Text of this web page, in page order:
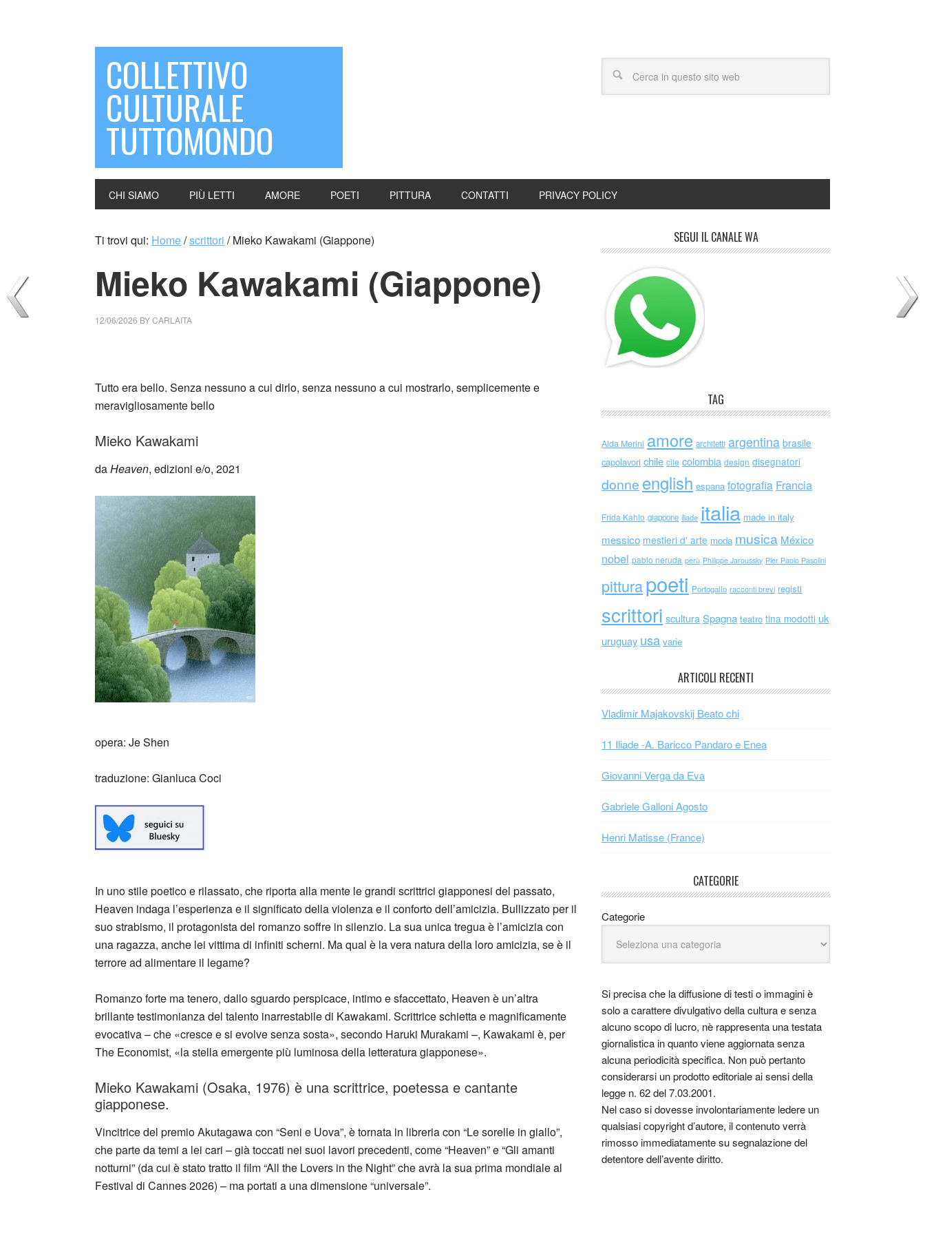
COLLETTIVO
CULTURALE
TUTTOMONDO
CHI SIAMO PIÙ LETTI AMORE POETI PITTURA CONTATTI PRIVACY POLICY
Ti trovi qui: Home/scrittori /Mieko Kawakami (Giappone)
Mieko Kawakami (Giappone)
12/06/2026 BYCARLAITA
Tutto era bello. Senza nessuno a cui dirlo, senza nessuno a cui mostrarlo, semplicemente e
meravigliosamente bello
Mieko Kawakami
daHeaven, edizioni e/o, 2021
opera: Je Shen
traduzione: Gianluca Coci
In uno stile poetico e rilassato, che riporta alla mente le grandi scrittrici giapponesi del passato,
Heaven indaga l’esperienza e il significato della violenza e il conforto dell’amicizia. Bullizzato per il
suo strabismo, il protagonista del romanzo soffre in silenzio. La sua unica tregua è l’amicizia con
una ragazza, anche lei vittima di infiniti scherni. Ma qual è la vera natura della loro amicizia, se è il
terrore ad alimentare il legame?
Romanzo forte ma tenero, dallo sguardo perspicace, intimo e sfaccettato, Heaven è un’altra
brillante testimonianza del talento inarrestabile di Kawakami. Scrittrice schietta e magnificamente
evocativa – che «cresce e si evolve senza sosta», secondo Haruki Murakami –, Kawakami è, per
The Economist, «la stella emergente più luminosa della letteratura giapponese».
Mieko Kawakami (Osaka, 1976) è una scrittrice, poetessa e cantante
giapponese.
Vincitrice del premio Akutagawa con “Seni e Uova”, è tornata in libreria con “Le sorelle in giallo”,
che parte da temi a lei cari – già toccati nei suoi lavori precedenti, come “Heaven” e “Gli amanti
notturni” (da cui è stato tratto il film “All the Lovers in the Night” che avrà la sua prima mondiale al
Festival di Cannes 2026) – ma portati a una dimensione “universale”.
SEGUI IL CANALE WA
TAG
Alda Merini amore architetti argentina brasile
capolavori chile cile colombia design disegnatori
donne english espana fotografia Francia
Frida Kahlo giappone iliade italia made in italy
messico mestieri d' arte moda musica México
nobel pablo neruda perù Philippe Jaroussky Pier Paolo Pasolini
pitturapoeti Portogallo racconti brevi registi
scrittori scultura Spagna teatro tina modotti uk
uruguay usa varie
ARTICOLI RECENTI
Vladimir Majakovskij Beato chi
11 Iliade -A. Baricco Pandaro e Enea
Giovanni Verga da Eva
Gabriele Galloni Agosto
Henri Matisse (France)
CATEGORIE
Categorie
Si precisa che la diffusione di testi o immagini è
solo a carattere divulgativo della cultura e senza
alcuno scopo di lucro, nè rappresenta una testata
giornalistica in quanto viene aggiornata senza
alcuna periodicità specifica. Non può pertanto
considerarsi un prodotto editoriale ai sensi della
legge n. 62 del 7.03.2001.
Nel caso si dovesse involontariamente ledere un
qualsiasi copyright d’autore, il contenuto verrà
rimosso immediatamente su segnalazione del
detentore dell’avente diritto.